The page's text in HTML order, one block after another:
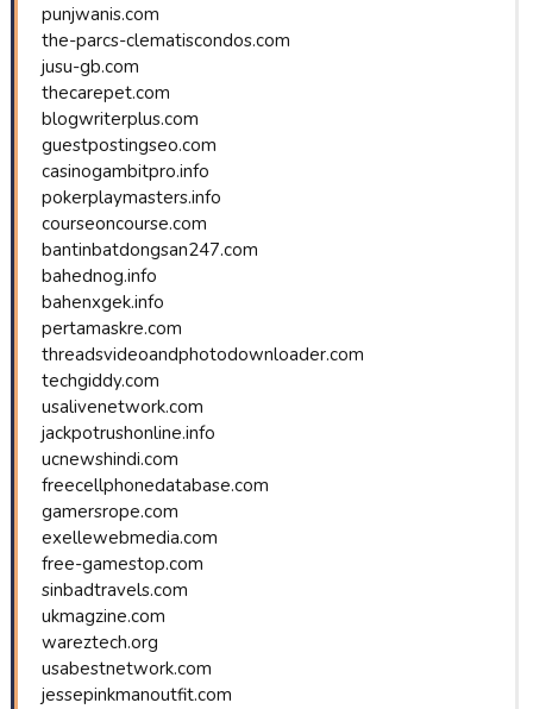
punjwanis.com
the-parcs-clematiscondos.com
jusu-gb.com
thecarepet.com
blogwriterplus.com
guestpostingseo.com
casinogambitpro.info
pokerplaymasters.info
courseoncourse.com
bantinbatdongsan247.com
bahednog.info
bahenxgek.info
pertamaskre.com
threadsvideoandphotodownloader.com
techgiddy.com
usalivenetwork.com
jackpotrushonline.info
ucnewshindi.com
freecellphonedatabase.com
gamersrope.com
exellewebmedia.com
free-gamestop.com
sinbadtravels.com
ukmagzine.com
wareztech.org
usabestnetwork.com
jessepinkmanoutfit.com